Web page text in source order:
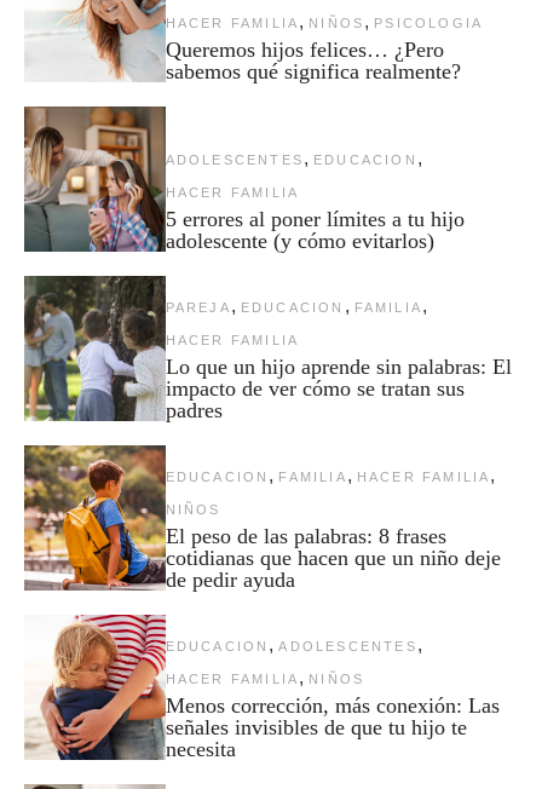
HACER FAMILIA , NIÑOS , PSICOLOGIA
Queremos hijos felices… ¿Pero
sabemos qué significa realmente?
ADOLESCENTES , EDUCACION ,
HACER FAMILIA
5 errores al poner límites a tu hijo
adolescente (y cómo evitarlos)
PAREJA , EDUCACION , FAMILIA ,
HACER FAMILIA
Lo que un hijo aprende sin palabras: El
impacto de ver cómo se tratan sus
padres
EDUCACION , FAMILIA , HACER FAMILIA ,
NIÑOS
El peso de las palabras: 8 frases
cotidianas que hacen que un niño deje
de pedir ayuda
EDUCACION , ADOLESCENTES ,
HACER FAMILIA , NIÑOS
Menos corrección, más conexión: Las
señales invisibles de que tu hijo te
necesita